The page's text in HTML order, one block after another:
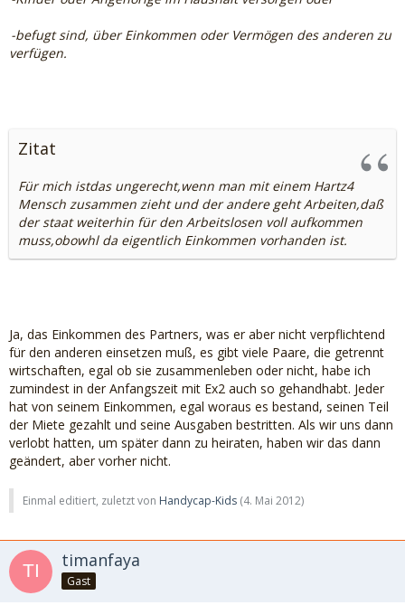
-befugt sind, über Einkommen oder Vermögen des anderen zu
verfügen.
Zitat
Für mich istdas ungerecht,wenn man mit einem Hartz4
Mensch zusammen zieht und der andere geht Arbeiten,daß
der staat weiterhin für den Arbeitslosen voll aufkommen
muss,obowhl da eigentlich Einkommen vorhanden ist.
Ja, das Einkommen des Partners, was er aber nicht verpflichtend
für den anderen einsetzen muß, es gibt viele Paare, die getrennt
wirtschaften, egal ob sie zusammenleben oder nicht, habe ich
zumindest in der Anfangszeit mit Ex2 auch so gehandhabt. Jeder
hat von seinem Einkommen, egal woraus es bestand, seinen Teil
der Miete gezahlt und seine Ausgaben bestritten. Als wir uns dann
verlobt hatten, um später dann zu heiraten, haben wir das dann
geändert, aber vorher nicht.
Einmal editiert, zuletzt von Handycap-Kids (4. Mai 2012)
timanfaya
Gast